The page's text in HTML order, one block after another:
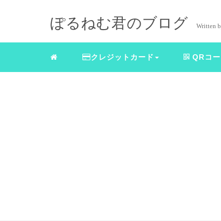
ぽるねむ君のブログ Written
クレジットカード QRコ